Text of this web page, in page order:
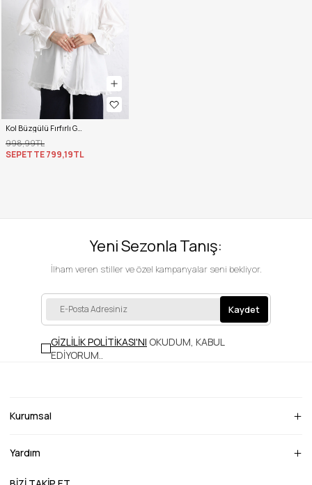
Kol Büzgülü Fırfırlı Gömlek Y0093 - BEYAZ
998,99TL
SEPETTE799,19TL
Yeni Sezonla Tanış:
İlham veren stiller ve özel kampanyalar seni bekliyor.
Kaydet
GİZLİLİK POLİTİKASI'NI OKUDUM, KABUL
EDİYORUM..
Kurumsal
Yardım